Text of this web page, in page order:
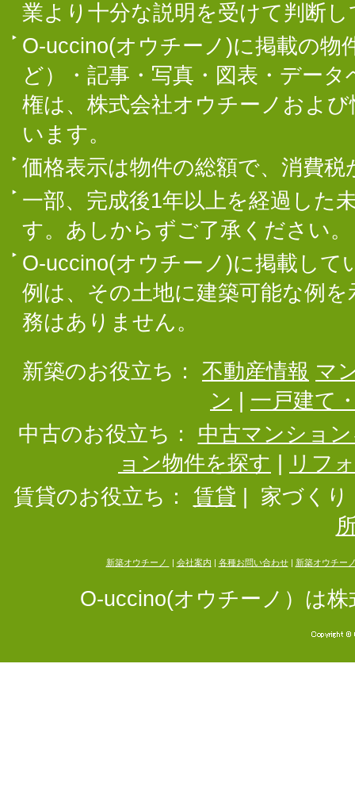
業より十分な説明を受けて判断
O-uccino(オウチーノ)に掲載の物
ど）・記事・写真・図表・デー
権は、株式会社オウチーノおよ
います。
価格表示は物件の総額で、消費
一部、完成後1年以上を経過した
す。あしからずご了承ください。
O-uccino(オウチーノ)に掲載して
例は、その土地に建築可能な例
務はありません。
新築のお役立ち： 不動産情報 マ
ン
一戸建て
中古のお役立ち：
中古マンショ
ョン物件を探す
リフ
賃貸のお役立ち：
賃貸
家づくり
新築オウチーノ 会社案内 各種お問い合わせ| 新築オウチー
O-uccino(オウチーノ）は